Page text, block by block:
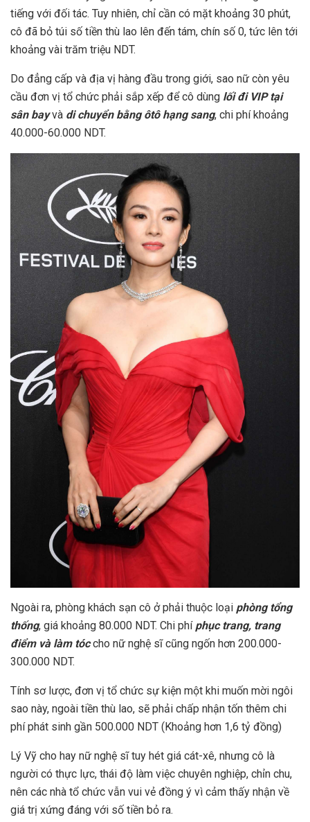
tiếng với đối tác. Tuy nhiên, chỉ cần có mặt khoảng 30 phút,
cô đã bỏ túi số tiền thù lao lên đến tám, chín số 0, tức lên tới
khoảng vài trăm triệu NDT.
Do đẳng cấp và địa vị hàng đầu trong giới, sao nữ còn yêu
cầu đơn vị tổ chức phải sắp xếp để cô dùng lối đi VIP tại
sân bayvà di chuyển bằng ôtô hạng sang, chi phí khoảng
40.000-60.000 NDT.
Ngoài ra, phòng khách sạn cô ở phải thuộc loại phòng tổng
thống, giá khoảng 80.000 NDT. Chi phí phục trang, trang
điểm và làm tóccho nữ nghệ sĩ cũng ngốn hơn 200.000-
300.000 NDT.
Tính sơ lược, đơn vị tổ chức sự kiện một khi muốn mời ngôi
sao này, ngoài tiền thù lao, sẽ phải chấp nhận tốn thêm chi
phí phát sinh gần 500.000 NDT (Khoảng hơn 1,6 tỷ đồng)
Lý Vỹ cho hay nữ nghệ sĩ tuy hét giá cát-xê, nhưng cô là
người có thực lực, thái độ làm việc chuyên nghiệp, chỉn chu,
nên các nhà tổ chức vẫn vui vẻ đồng ý vì cảm thấy nhận về
giá trị xứng đáng với số tiền bỏ ra.